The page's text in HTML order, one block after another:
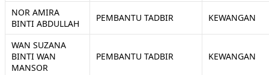
NOR AMIRA
BINTI ABDULLAH
PEMBANTU TADBIR KEWANGAN
WAN SUZANA
BINTI WAN
MANSOR
PEMBANTU TADBIR KEWANGAN